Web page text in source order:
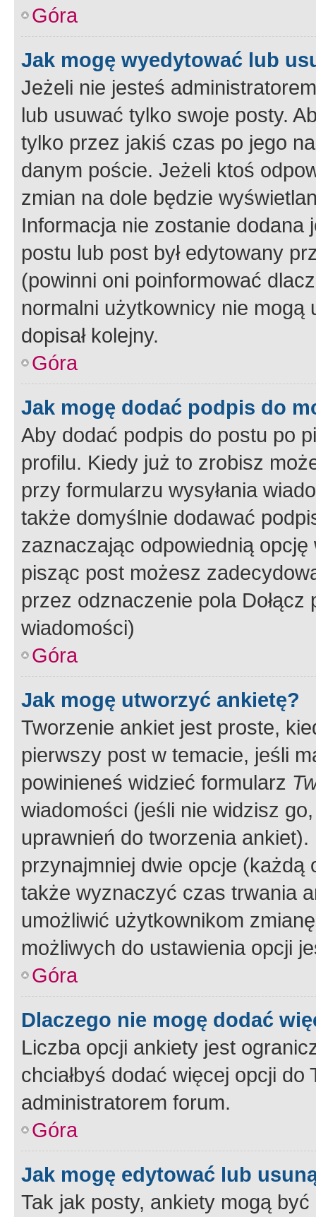
Góra
Jak mogę wyedytować lub
Jeżeli nie jesteś
lub usuwać tylko swoje posty.
tylko przez jakiś czas po jego
danym poście. Jeżeli ktoś
zmian na dole będzie
Informacja nie zostanie dodana
postu lub post był edytowany
(powinni oni poinformować
normalni użytkownicy nie
dopisał kolejny.
Góra
Jak mogę dodać podpis do
Aby dodać podpis do postu po
profilu. Kiedy już to zrobisz
przy formularzu wysyłania
także domyślnie dodawać
zaznaczając odpowiednią
pisząc post możesz
przez odznaczenie pola
wiadomości)
Góra
Jak mogę utworzyć ankietę?
Tworzenie ankiet jest proste,
pierwszy post w temacie, jeśli
powinieneś widzieć formularz
wiadomości (jeśli nie widzisz
uprawnień do tworzenia
przynajmniej dwie opcje
także wyznaczyć czas trwania
umożliwić użytkownikom
możliwych do ustawienia opcji
Góra
Dlaczego nie mogę dodać
Liczba opcji ankiety jest
chciałbyś dodać więcej opcji
administratorem forum.
Góra
Jak mogę edytować lub
Tak jak posty, ankiety mogą